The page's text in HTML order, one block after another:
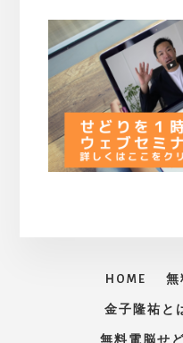
HOME 無
金子隆祐と
無料電脳せ